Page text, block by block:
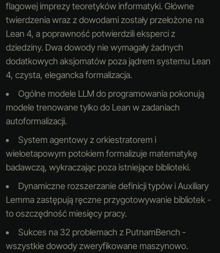
flagowej imprezy teoretyków informatyki. Główne
twierdzenia wraz z dowodami zostały przełożone na
Lean 4, a poprawność potwierdzili eksperci z
dziedziny. Dwa dowody nie wymagały żadnych
dodatkowych aksjomatów poza jądrem systemu Lean
4, czysta, elegancka formalizacja.
Ogólne modele LLM do programowania pokonują
modele trenowane tylko do Lean w zadaniach
autoformalizacji.
System agentowy z orkiestratorem i
wieloetapowym potokiem formalizuje matematykę
badawczą, wykraczając poza istniejące biblioteki.
Dynamiczne rozszerzanie definicji typów i Auxiliary
Lemma zastępują ręczne przygotowywanie bibliotek -
to oszczędność miesięcy pracy.
Sukces na 32 problemach z PutnamBench -
wszystkie dowody zweryfikowane maszynowo.